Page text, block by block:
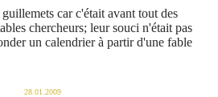
car c'était avant tout des
chercheurs; leur souci n'était pas
un calendrier à partir d'une fable
28.01.2009